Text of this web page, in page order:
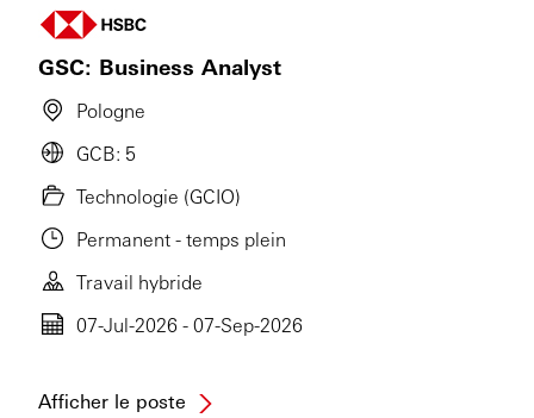
GSC: Business Analyst
Pologne
GCB: 5
Technologie (GCIO)
Permanent - temps plein
Travail hybride
07-Jul-2026 - 07-Sep-2026
Afficher le poste